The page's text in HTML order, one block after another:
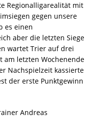
Regionalligarealität mit
gegen unsere
es einen
aber die letzten Siege
wartet Trier auf drei
am letzten Wochenende
Nachspielzeit kassierte
der erste Punktgewinn
Andreas